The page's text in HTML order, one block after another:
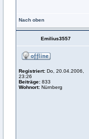
Nach oben
Emilius3557
Registriert: Do, 20.04.2006,
23:26
Beiträge: 833
Wohnort: Nürnberg